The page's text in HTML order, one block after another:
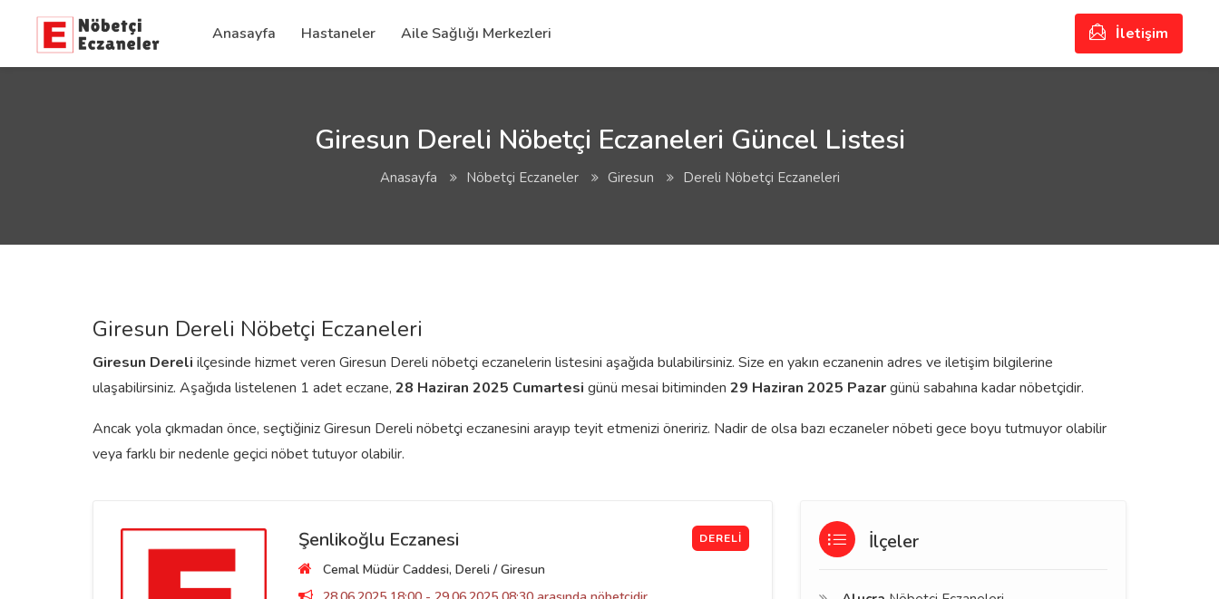
Anasayfa Hastaneler Aile Sağlığı Merkezleri İletişim
Giresun Dereli Nöbetçi Eczaneleri Güncel Listesi
Anasayfa Nöbetçi Eczaneler Giresun Dereli Nöbetçi Eczaneleri
Giresun Dereli Nöbetçi Eczaneleri
Giresun Dereli ilçesinde hizmet veren Giresun Dereli nöbetçi eczanelerin listesini aşağıda bulabilirsiniz. Size en yakın eczanenin adres ve iletişim bilgilerine
ulaşabilirsiniz. Aşağıda listelenen 1 adet eczane, 28 Haziran 2025 Cumartesi günü mesai bitiminden 29 Haziran 2025 Pazargünü sabahına kadar nöbetçidir.
Ancak yola çıkmadan önce, seçtiğiniz Giresun Dereli nöbetçi eczanesini arayıp teyit etmenizi öneririz. Nadir de olsa bazı eczaneler nöbeti gece boyu tutmuyor olabilir
veya farklı bir nedenle geçici nöbet tutuyor olabilir.
Şenlikoğlu Eczanesi DERELI
Cemal Müdür Caddesi, Dereli / Giresun
İlçeler